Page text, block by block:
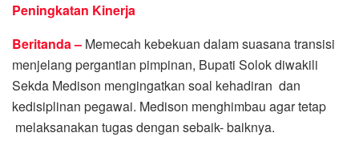
Peningkatan Kinerja
Beritanda – Memecah kebekuan dalam suasana transisi
menjelang pergantian pimpinan, Bupati Solok diwakili
Sekda Medison mengingatkan soal kehadiran dan
kedisiplinan pegawai. Medison menghimbau agar tetap
melaksanakan tugas dengan sebaik- baiknya.